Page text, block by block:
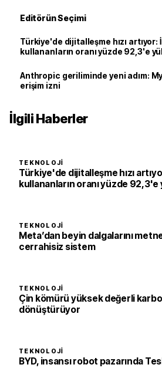
Editörün Seçimi
Türkiye'de dijitalleşme hızı
kullananların oranı yüzde 92,3'e
Anthropic geriliminde yeni adım:
erişim izni
İlgili Haberler
TEKNOLOJI
Türkiye'de dijitalleşme hızı
kullananların oranı yüzde
TEKNOLOJI
Meta’dan beyin dalgalarını
cerrahisiz sistem
TEKNOLOJI
Çin kömürü yüksek değerli
dönüştürüyor
TEKNOLOJI
BYD, insansı robot pazarında